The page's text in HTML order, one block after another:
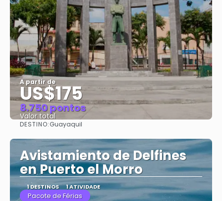
A partir de
US$175
8.750 pontos
Valor total
DESTINO:Guayaquil
Avistamiento de Delfines
en Puerto el Morro
1 DESTINOS 1 ATIVIDADE
Pacote de Férias